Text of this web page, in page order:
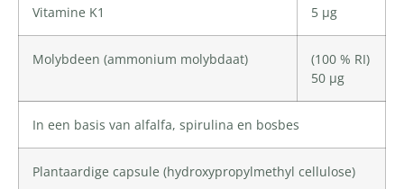
Vitamine K1 5 µg
Molybdeen (ammonium molybdaat)
(100 % RI)
50 µg
In een basis van alfalfa, spirulina en bosbes
Plantaardige capsule (hydroxypropylmethyl cellulose)